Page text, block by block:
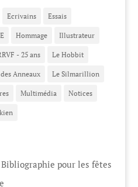
Ecrivains Essais
Hommage Illustrateur
- 25 ans Le Hobbit
Anneaux Le Silmarillion
Multimédia Notices
pour les fêtes